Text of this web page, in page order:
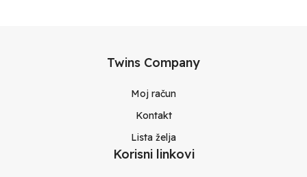
Twins Company
Moj račun
Kontakt
Lista želja
Korisni linkovi